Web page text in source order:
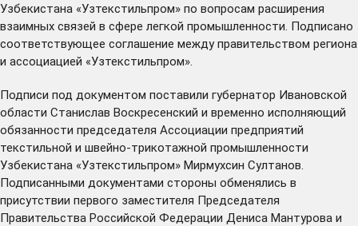
Узбекистана «Узтекстильпром» по вопросам расширения
взаимных связей в сфере легкой промышленности. Подписано
соответствующее соглашение между правительством региона
и ассоциацией «Узтекстильпром».
Подписи под документом поставили губернатор Ивановской
области Станислав Воскресенский и временно исполняющий
обязанности председателя Ассоциации предприятий
текстильной и швейно-трикотажной промышленности
Узбекистана «Узтекстильпром» Мирмухсин Султанов.
Подписанными документами стороны обменялись в
присутствии первого заместителя Председателя
Правительства Российской Федерации Дениса Мантурова и